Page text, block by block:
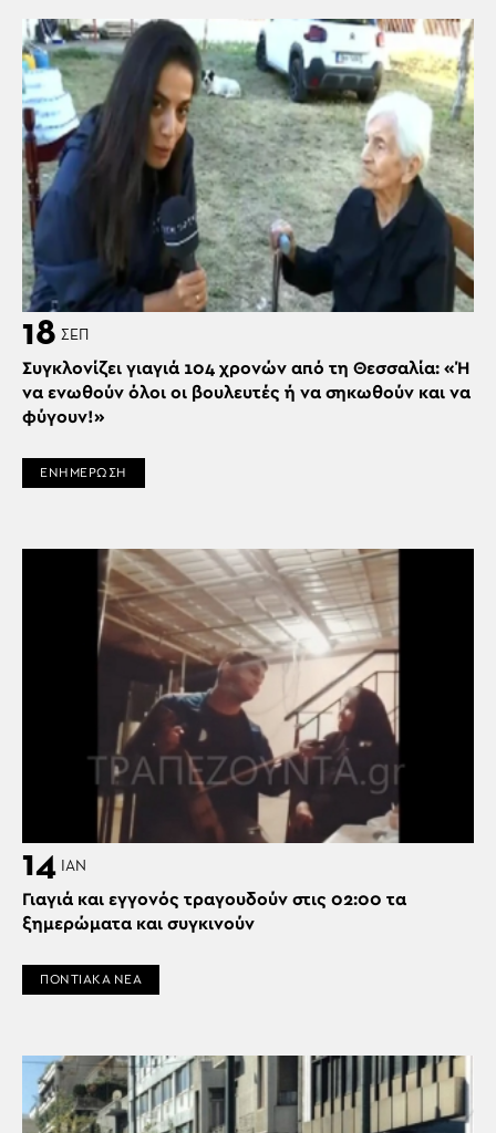
18 ΣΕΠ
Συγκλονίζει γιαγιά 104 χρονών από τη Θεσσαλία: «Ή
να ενωθούν όλοι οι βουλευτές ή να σηκωθούν και να
φύγουν!»
ΕΝΗΜΕΡΩΣΗ
14 ΙΑΝ
Γιαγιά και εγγονός τραγουδούν στις 02:00 τα
ξημερώματα και συγκινούν
ΠΟΝΤΙΑΚΑ ΝΕΑ